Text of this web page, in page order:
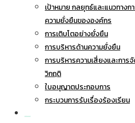
เป้าหมาย กลยุทธ์และแนวทาง
ความยั่งยืนขององค์กร
การเติบโตอย่างยั่งยืน
การบริหารด้านความยั่งยืน
การบริหารความเสี่ยงและการจั
วิกฤติ
ใบอนุญาตประกอบการ
กระบวนการรับเรื่องร้องเรียน